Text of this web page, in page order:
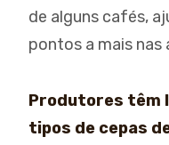
de alguns cafés,
pontos a mais nas
Produtores têm
tipos de cepas